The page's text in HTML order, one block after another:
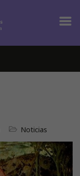
Noticias